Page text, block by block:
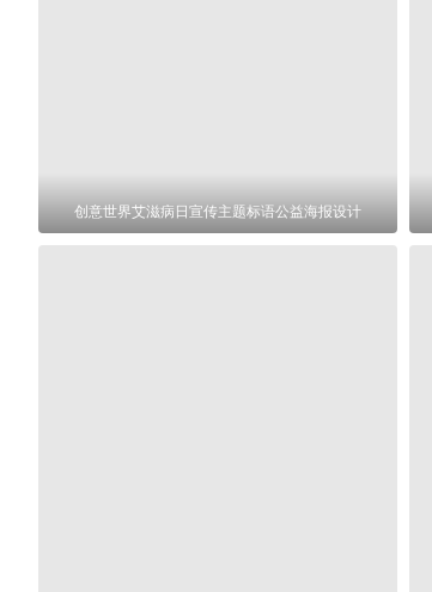
创意世界艾滋病日宣传主题标语公益海报设计